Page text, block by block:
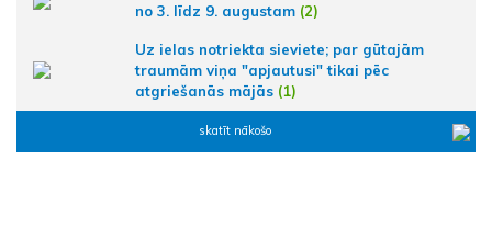
no 3. līdz 9. augustam (2)
Uz ielas notriekta sieviete; par gūtajām
traumām viņa "apjautusi" tikai pēc
atgriešanās mājās (1)
skatīt nākošo